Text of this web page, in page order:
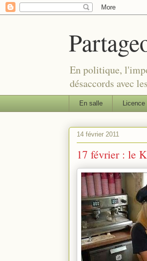
En politique,
désaccords avec
En salle Licence
14 février 2011
17 février : le